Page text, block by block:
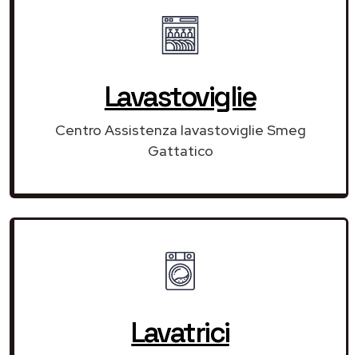
Lavastoviglie
Centro Assistenza lavastoviglie Smeg
Gattatico
Lavatrici